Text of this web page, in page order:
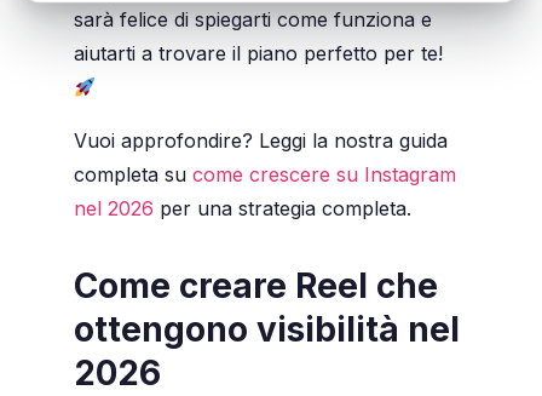
sarà felice di spiegarti come funziona e
aiutarti a trovare il piano perfetto per te!
Vuoi approfondire? Leggi la nostra guida
completa su come crescere su Instagram
nel 2026 per una strategia completa.
Come creare Reel che
ottengono visibilità nel
2026